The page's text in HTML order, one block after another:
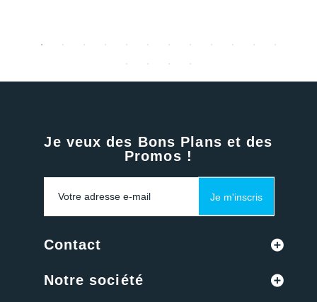
Je veux des Bons Plans et des
Promos !
Je m'inscris
Contact
Notre société